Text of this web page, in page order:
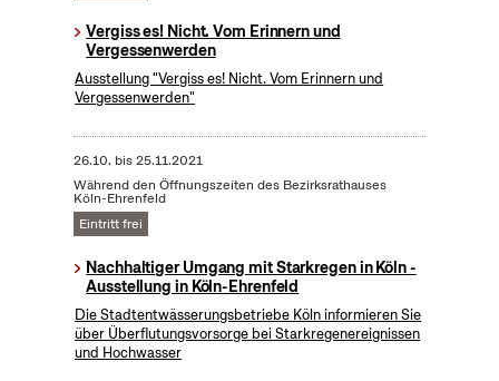
Vergiss es! Nicht. Vom Erinnern und
Vergessenwerden
Ausstellung "Vergiss es! Nicht. Vom Erinnern und
Vergessenwerden"
26.10. bis25.11.2021
Während den Öffnungszeiten des Bezirksrathauses
Köln-Ehrenfeld
Eintritt frei
Nachhaltiger Umgang mit Starkregen in Köln -
Ausstellung in Köln-Ehrenfeld
Die Stadtentwässerungsbetriebe Köln informieren Sie
über Überflutungsvorsorge bei Starkregenereignissen
und Hochwasser